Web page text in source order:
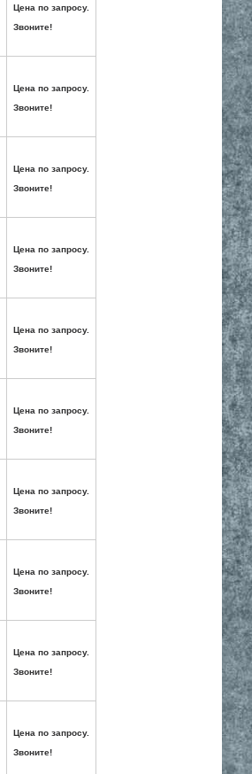
Цена по запросу.
Звоните!
Цена по запросу.
Звоните!
Цена по запросу.
Звоните!
Цена по запросу.
Звоните!
Цена по запросу.
Звоните!
Цена по запросу.
Звоните!
Цена по запросу.
Звоните!
Цена по запросу.
Звоните!
Цена по запросу.
Звоните!
Цена по запросу.
Звоните!